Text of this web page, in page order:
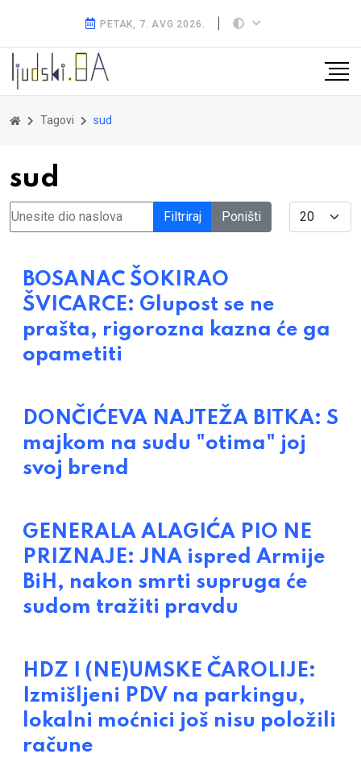
PETAK, 7. AVG 2026.
Tagovi sud
sud
Unesite dio naslova Filtriraj Poništi Display #
BOSANAC ŠOKIRAO
ŠVICARCE: Glupost se ne
prašta, rigorozna kazna će ga
opametiti
DONČIĆEVA NAJTEŽA BITKA: S
majkom na sudu "otima" joj
svoj brend
GENERALA ALAGIĆA PIO NE
PRIZNAJE: JNA ispred Armije
BiH, nakon smrti supruga će
sudom tražiti pravdu
HDZ I (NE)UMSKE ČAROLIJE:
Izmišljeni PDV na parkingu,
lokalni moćnici još nisu položili
račune